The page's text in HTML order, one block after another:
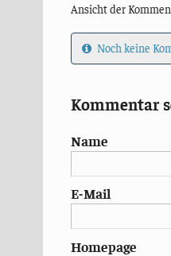
Ansicht der
Noch keine
Kommentar
Name
E-Mail
Homepage